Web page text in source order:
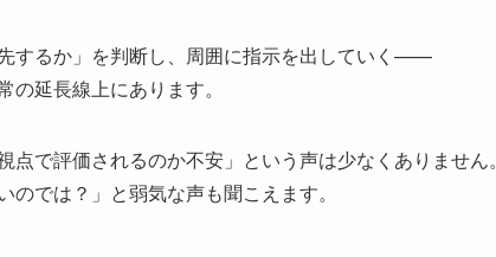
するか」を判断し、周囲に指示を出していく——
延長線上にあります。
で評価されるのか不安」という声は少なくありません。
では？」と弱気な声も聞こえます。